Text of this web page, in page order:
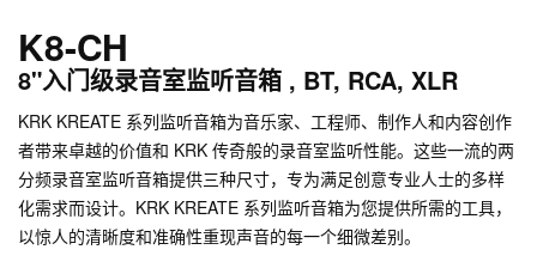
K8-CH
8"入门级录音室监听音箱 , BT, RCA, XLR
KRK KREATE 系列监听音箱为音乐家、工程师、制作人和内容创作
者带来卓越的价值和 KRK 传奇般的录音室监听性能。这些一流的两
分频录音室监听音箱提供三种尺寸，专为满足创意专业人士的多样
化需求而设计。KRK KREATE 系列监听音箱为您提供所需的工具，
以惊人的清晰度和准确性重现声音的每一个细微差别。